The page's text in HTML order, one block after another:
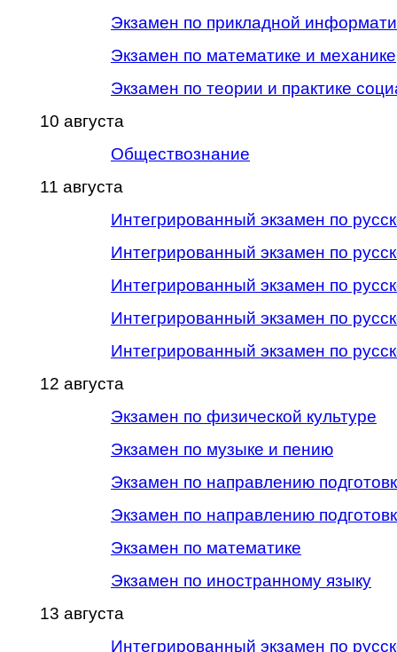
Экзамен по прикладной
Экзамен по математике и механике
Экзамен по теории и практике
10 августа
Обществознание
11 августа
Интегрированный экзамен по
Интегрированный экзамен по
Интегрированный экзамен по
Интегрированный экзамен по
Интегрированный экзамен по
12 августа
Экзамен по физической культуре
Экзамен по музыке и пению
Экзамен по направлению
Экзамен по направлению
Экзамен по математике
Экзамен по иностранному языку
13 августа
Интегрированный экзамен по